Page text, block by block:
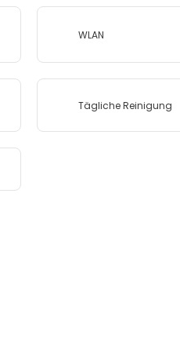
WLAN
Tägliche Reinigung